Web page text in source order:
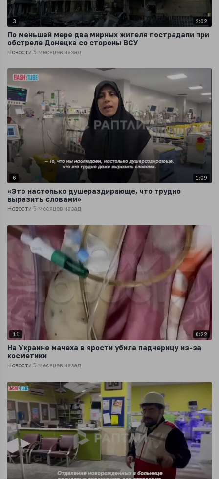
3 2:02
По меньшей мере два мирных жителя пострадали при
обстреле Донецка со стороны ВСУ
Новости 5 месяцев назад
6 1:09
«Это настолько душераздирающе, что трудно
выразить словами»
Новости 5 месяцев назад
11 0:22
На Украине мачеха в ярости убила падчерицу из-за
косметики
Новости 5 месяцев назад